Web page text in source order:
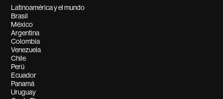
Latinoamérica y el mundo
Brasil
México
Argentina
Colombia
Venezuela
Chile
Perú
Ecuador
Panamá
Uruguay